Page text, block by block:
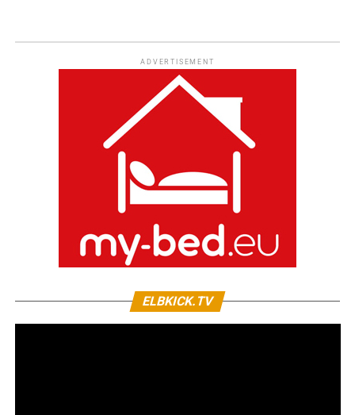
ADVERTISEMENT
ELBKICK.TV